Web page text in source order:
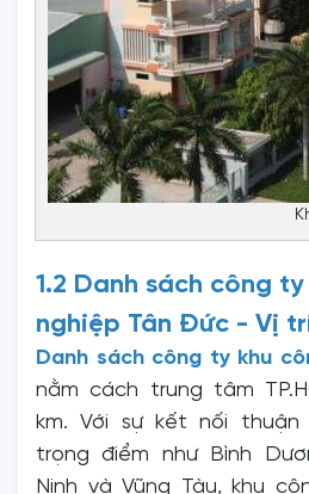
1.2 Danh sách công
nghiệp Tân Đức - Vị
Danh sách công ty khu
nằm cách trung tâm
km. Với sự kết nối
trọng điểm như Bình
Ninh và Vũng Tàu, khu